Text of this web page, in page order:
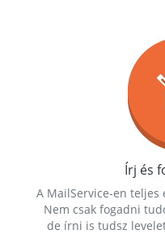
Írj és
A MailService-en
Nem csak fogadni
de írni is tudsz